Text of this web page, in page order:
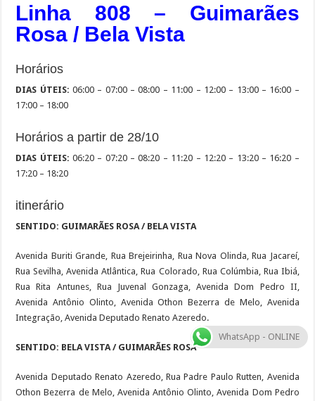
Linha 808 – Guimarães
Rosa / Bela Vista
Horários
DIAS ÚTEIS: 06:00 – 07:00 – 08:00 – 11:00 – 12:00 – 13:00 – 16:00 –
17:00 – 18:00
Horários a partir de 28/10
DIAS ÚTEIS: 06:20 – 07:20 – 08:20 – 11:20 – 12:20 – 13:20 – 16:20 –
17:20 – 18:20
itinerário
SENTIDO: GUIMARÃES ROSA / BELA VISTA
Avenida Buriti Grande, Rua Brejeirinha, Rua Nova Olinda, Rua Jacareí,
Rua Sevilha, Avenida Atlântica, Rua Colorado, Rua Colúmbia, Rua Ibiá,
Rua Rita Antunes, Rua Juvenal Gonzaga, Avenida Dom Pedro II,
Avenida Antônio Olinto, Avenida Othon Bezerra de Melo, Avenida
Integração, Avenida Deputado Renato Azeredo.
SENTIDO: BELA VISTA / GUIMARÃES ROSA
Avenida Deputado Renato Azeredo, Rua Padre Paulo Rutten, Avenida
Othon Bezerra de Melo, Avenida Antônio Olinto, Avenida Dom Pedro
WhatsApp - ONLINE